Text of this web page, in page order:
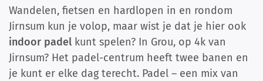
Wandelen, fietsen en hardlopen in en rondom
Jirnsum kun je volop, maar wist je dat je hier ook
indoor padel kunt spelen? In Grou, op 4k van
Jirnsum? Het padel-centrum heeft twee banen en
je kunt er elke dag terecht. Padel – een mix van